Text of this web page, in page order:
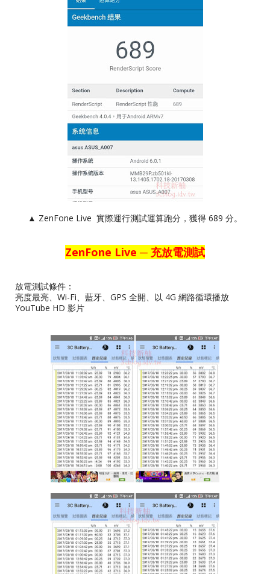
▲ ZenFone Live 實際運行測試運算跑分，獲得 689 分。
ZenFone Live ─ 充放電測試
放電測試條件：
亮度最亮、Wi-Fi、藍牙、GPS 全開、以 4G 網路循環播放
YouTube HD 影片